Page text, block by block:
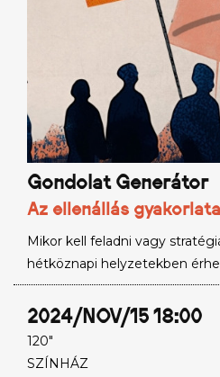
Gondolat Generátor
Az ellenállás
Mikor kell feladni vagy
hétköznapi helyzetekben
2024/NOV/15 18:00
120"
SZÍNHÁZ